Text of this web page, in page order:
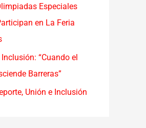
Especiales
en La Feria
“Cuando el
Barreras”
Unión e Inclusión